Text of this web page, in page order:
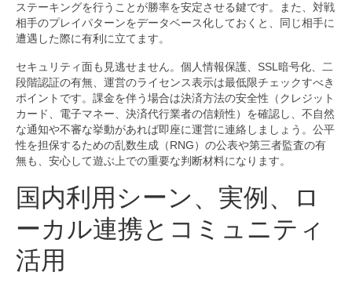
ステーキングを行うことが勝率を安定させる鍵です。また、対戦
相手のプレイパターンをデータベース化しておくと、同じ相手に
遭遇した際に有利に立てます。
セキュリティ面も見逃せません。個人情報保護、SSL暗号化、二
段階認証の有無、運営のライセンス表示は最低限チェックすべき
ポイントです。課金を伴う場合は決済方法の安全性（クレジット
カード、電子マネー、決済代行業者の信頼性）を確認し、不自然
な通知や不審な挙動があれば即座に運営に連絡しましょう。公平
性を担保するための乱数生成（RNG）の公表や第三者監査の有
無も、安心して遊ぶ上での重要な判断材料になります。
国内利用シーン、実例、ロ
ーカル連携とコミュニティ
活用